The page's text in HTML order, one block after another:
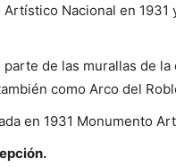
Nacional en
parte de las murallas de
como Arco del
en 1931 Monumento